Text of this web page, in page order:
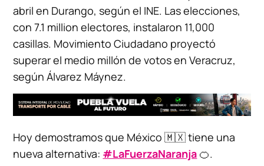
abril en Durango, según el INE. Las elecciones,
con 7.1 million electores, instalaron 11,000
casillas. Movimiento Ciudadano proyectó
superar el medio millón de votos en Veracruz,
según Álvarez Máynez.
Hoy demostramos que México 🇲🇽 tiene una
nueva alternativa: #LaFuerzaNaranja 🍊.